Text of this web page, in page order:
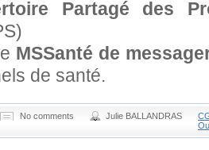
Partagé des
MSSanté de
de santé.
No comments Julie BALLANDRAS